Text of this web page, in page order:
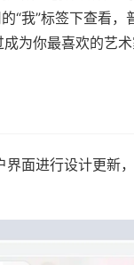
“我”标签下查看，
为你最喜欢的艺
面进行设计更新